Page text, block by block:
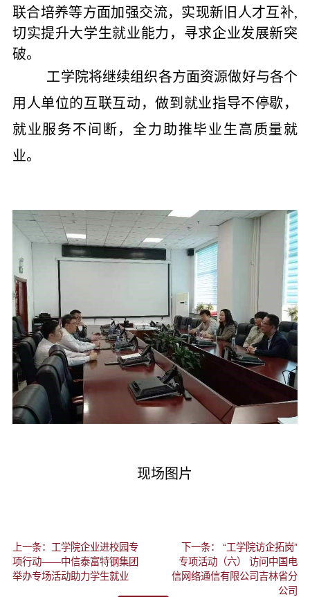
联合培养等方面加强交流，实现新旧人才互补,
切实提升大学生就业能力，寻求企业发展新突
破。
工学院将继续组织各方面资源做好与各个
用人单位的互联互动，做到就业指导不停歇，
就业服务不间断，全力助推毕业生高质量就
业。
现场图片
上一条：工学院企业进校园专
项行动——中信泰富特钢集团
举办专场活动助力学生就业
下一条： “工学院访企拓岗”
专项活动（六） 访问中国电
信网络通信有限公司吉林省分
公司